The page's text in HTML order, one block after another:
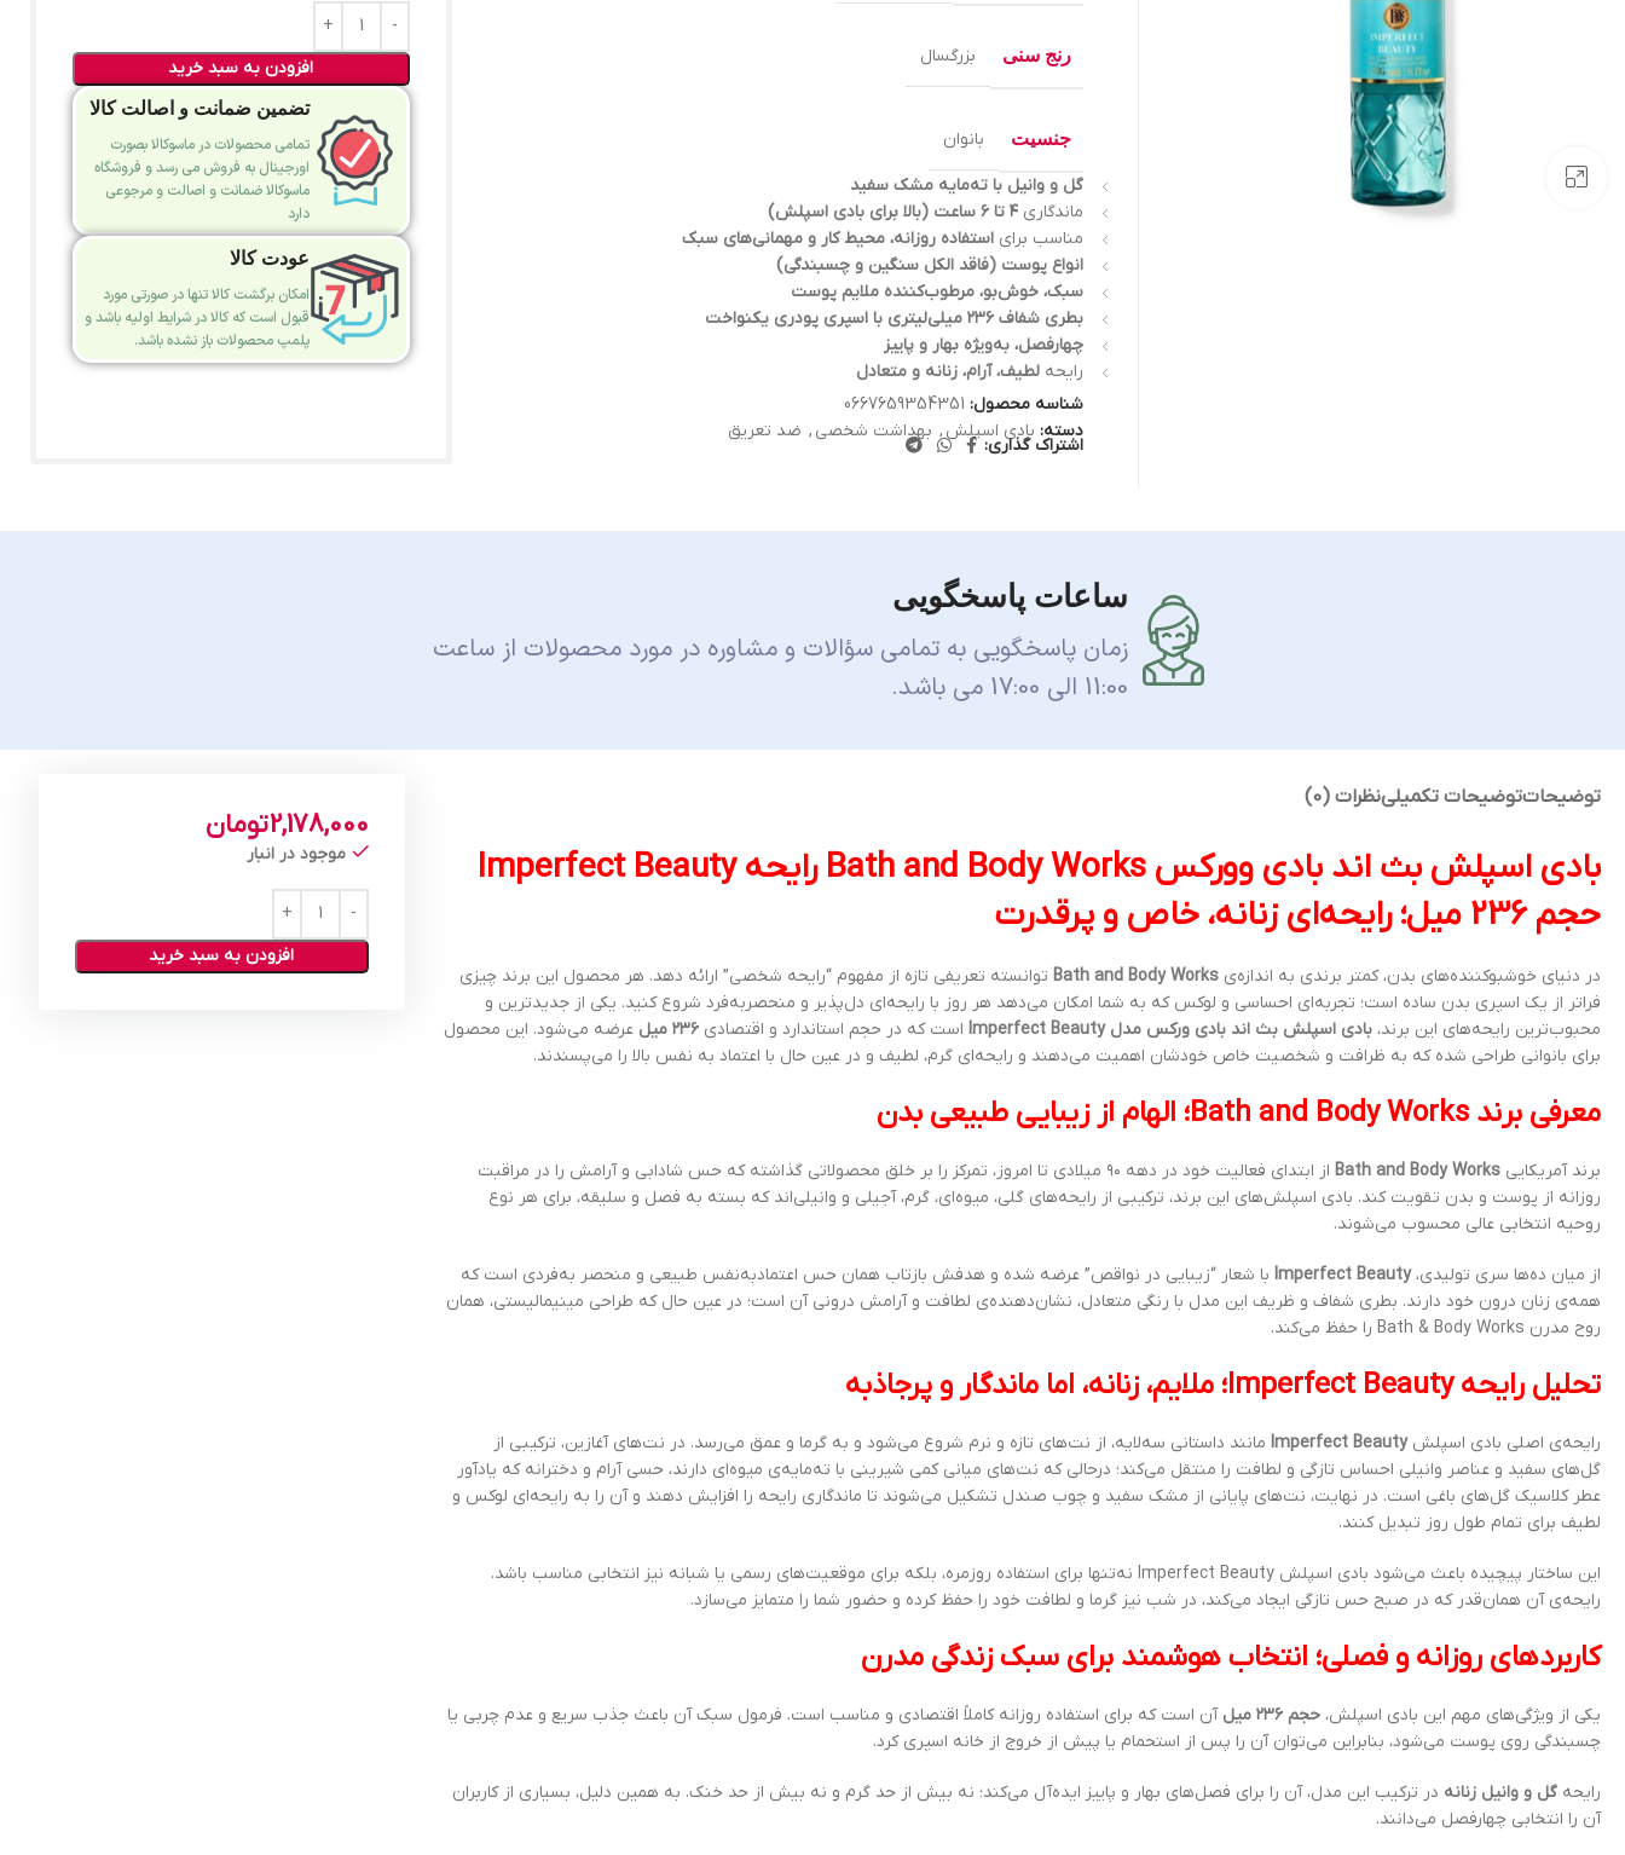
بزرگنمایی تصویر
رنج سنی بزرگسال
جنسیت
بانوان
گل و وانیل با ته‌مایه مشک سفید
ماندگاری۴ تا ۶ ساعت (بالا برای بادی اسپلش)
مناسب برایاستفاده روزانه، محیط کار و مهمانی‌های سبک
انواع پوست (فاقد الکل سنگین و چسبندگی)
سبک، خوش‌بو، مرطوب‌کننده ملایم پوست
بطری شفاف ۲۳۶ میلی‌لیتری با اسپری پودری یکنواخت
چهارفصل، به‌ویژه بهار و پاییز
رایحهلطیف، آرام، زنانه و متعادل
شناسه محصول: 0667659354351
دسته: بادی اسپلش , بهداشت شخصی , ضد تعریق
اشتراک گذاری:
افزودن به سبد خرید
تضمین ضمانت و اصالت کالا
تمامی محصولات در ماسوکالا بصورت
اورجینال به فروش می رسد و فروشگاه
ماسوکالا ضمانت و اصالت و مرجوعی
دارد
عودت کالا
امکان برگشت کالا تنها در صورتی مورد
قبول است که کالا در شرایط اولیه باشد و
پلمپ محصولات باز نشده باشد.
ساعات پاسخگویی
زمان پاسخگویی به تمامی سؤالات و مشاوره در مورد محصولات از ساعت
11:00 الی 17:00 می باشد.
توضیحاتتوضیحات تکمیلینظرات (0)
بادی اسپلش بث اند بادی وورکس Bath and Body Works رایحه Imperfect Beauty
حجم 236 میل؛ رایحه‌ای زنانه، خاص و پرقدرت
در دنیای خوشبوکننده‌های بدن، کمتر برندی به اندازه‌ی Bath and Body Works توانسته تعریفی تازه از مفهوم “رایحه شخصی” ارائه دهد. هر محصول این برند چیزی
فراتر از یک اسپری بدن ساده است؛ تجربه‌ای احساسی و لوکس که به شما امکان می‌دهد هر روز با رایحه‌ای دل‌پذیر و منحصربه‌فرد شروع کنید. یکی از جدیدترین و
محبوب‌ترین رایحه‌های این برند، بادی اسپلش بث اند بادی ورکس مدل Imperfect Beauty است که در حجم استاندارد و اقتصادی ۲۳۶ میل
عرضه می‌شود. این محصول
برای بانوانی طراحی شده که به ظرافت و شخصیت خاص خودشان اهمیت می‌دهند و رایحه‌ای گرم، لطیف و در عین حال با اعتماد به نفس بالا را می‌پسندند.
معرفی برند Bath and Body Works؛ الهام از زیبایی طبیعی بدن
برند آمریکایی Bath and Body Works
از ابتدای فعالیت خود در دهه ۹۰ میلادی تا امروز، تمرکز را بر خلق محصولاتی گذاشته که حس شادابی و آرامش را در مراقبت
روزانه از پوست و بدن تقویت کند. بادی اسپلش‌های این برند، ترکیبی از رایحه‌های گلی، میوه‌ای، گرم، آجیلی و وانیلی‌اند که بسته به فصل و سلیقه، برای هر نوع
روحیه انتخابی عالی محسوب می‌شوند.
از میان ده‌ها سری تولیدی،Imperfect Beauty با شعار “زیبایی در نواقص” عرضه شده و هدفش بازتاب همان حس اعتمادبه‌نفس طبیعی و منحصر به‌فردی است که
همه‌ی زنان درون خود دارند. بطری شفاف و ظریف این مدل با رنگی متعادل، نشان‌دهنده‌ی لطافت و آرامش درونی آن است؛ در عین حال که طراحی مینیمالیستی، همان
روح مدرن Bath & Body Works را حفظ می‌کند.
تحلیل رایحه Imperfect Beauty؛ ملایم، زنانه، اما ماندگار و پرجاذبه
رایحه‌ی اصلی بادی اسپلشImperfect Beauty مانند داستانی سه‌لایه، از نت‌های تازه و نرم شروع می‌شود و به گرما و عمق می‌رسد. در نت‌های آغازین، ترکیبی از
گل‌های سفید و عناصر وانیلی احساس تازگی و لطافت را منتقل می‌کند؛ درحالی که نت‌های میانی کمی شیرینی با ته‌مایه‌ی میوه‌ای دارند، حسی آرام و دخترانه که یادآور
عطر کلاسیک گل‌های باغی است. در نهایت، نت‌های پایانی از مشک سفید و چوب صندل تشکیل می‌شوند تا ماندگاری رایحه را افزایش دهند و آن را به رایحه‌ای لوکس و
لطیف برای تمام طول روز تبدیل کنند.
این ساختار پیچیده باعث می‌شود بادی اسپلش Imperfect Beauty نه‌تنها برای استفاده روزمره، بلکه برای موقعیت‌های رسمی یا شبانه نیز انتخابی مناسب باشد.
رایحه‌ی آن همان‌قدر که در صبح حس تازگی ایجاد می‌کند، در شب نیز گرما و لطافت خود را حفظ کرده و حضور شما را متمایز می‌سازد.
کاربردهای روزانه و فصلی؛ انتخاب هوشمند برای سبک زندگی مدرن
یکی از ویژگی‌های مهم این بادی اسپلش، حجم ۲۳۶ میل
آن است که برای استفاده روزانه کاملاً اقتصادی و مناسب است. فرمول سبک آن باعث جذب سریع و عدم چربی یا
چسبندگی روی پوست می‌شود، بنابراین می‌توان آن را پس از استحمام یا پیش از خروج از خانه اسپری کرد.
رایحه گل و وانیل زنانه در ترکیب این مدل، آن را برای فصل‌های بهار و پاییز ایده‌آل می‌کند؛ نه بیش از حد گرم و نه بیش از حد خنک. به همین دلیل، بسیاری از کاربران
آن را انتخابی چهارفصل می‌دانند.
2,178,000تومان
موجود در انبار
افزودن به سبد خرید